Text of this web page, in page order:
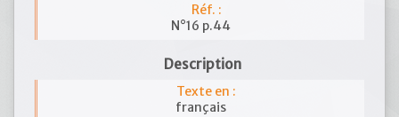
Réf. :
N°16 p.44
Description
Texte en :
français